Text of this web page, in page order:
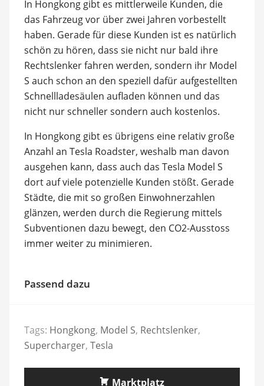
In Hongkong gibt es mittlerweile Kunden, die
das Fahrzeug vor über zwei Jahren vorbestellt
haben. Gerade für diese Kunden ist es natürlich
schön zu hören, dass sie nicht nur bald ihre
Rechtslenker fahren werden, sondern ihr Model
S auch schon an den speziell dafür aufgestellten
Schnellladesäulen aufladen können und das
nicht nur schneller sondern auch kostenlos.
In Hongkong gibt es übrigens eine relativ große
Anzahl an Tesla Roadster, weshalb man davon
ausgehen kann, dass auch das Tesla Model S
dort auf viele potenzielle Kunden stößt. Gerade
Städte, die mit so großen Einwohnerzahlen
glänzen, werden durch die Regierung mittels
Subventionen dazu bewegt, den CO2-Ausstoss
immer weiter zu minimieren.
Passend dazu
Tags: Hongkong, Model S, Rechtslenker,
Supercharger, Tesla
Marktplatz